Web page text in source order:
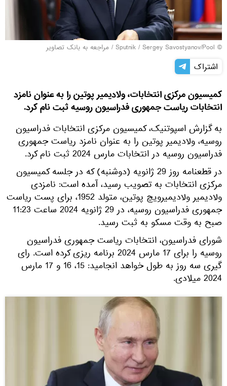
© Sputnik / Sergey Savostyanov/Pool
/ مراجعه به بانک تصاویر
اشتراک
کمیسیون مرکزی انتخابات، ولادیمیر پوتین را به عنوان نامزد
انتخابات ریاست جمهوری فدراسیون روسیه ثبت نام کرد.
به گزارش اسپوتنیک، کمیسیون مرکزی انتخابات فدراسیون
روسیه، ولادیمیر پوتین را به عنوان نامزد ریاست جمهوری
فدراسیون روسیه در انتخابات مارس 2024 ثبت نام کرد.
در قطعنامه روز 29 ژانویه (دوشنبه) که در جلسه کمیسیون
مرکزی انتخابات به تصویب رسید، آمده است: نامزدی
ولادیمیر ولادیمیرویچ پوتین، متولد 1952، برای پست ریاست
جمهوری فدراسیون روسیه، در 29 ژانویه 2024 ساعت 11:23
صبح به وقت مسکو به ثبت رسید.
شورای فدراسیون، انتخابات ریاست جمهوری فدراسیون
روسیه را برای 17 مارس 2024 برنامه ریزی کرده است. رای
گیری سه روز به طول خواهد انجامید: 15، 16 و 17 مارس
2024 میلادی.